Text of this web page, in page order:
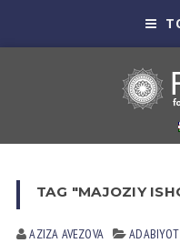
TAG "MAJOZIY
AZIZA AVEZOVA